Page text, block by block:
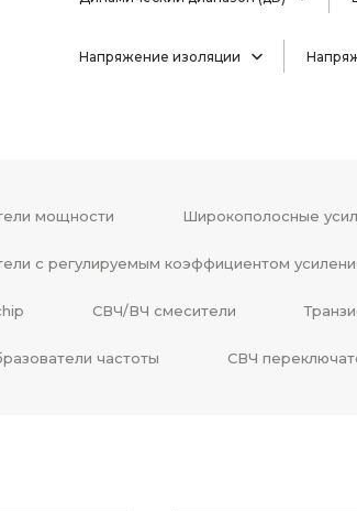
Напряжение изоляции
мощности Широкополосные
с регулируемым коэффициентом
СВЧ/ВЧ смесители
частоты СВЧ